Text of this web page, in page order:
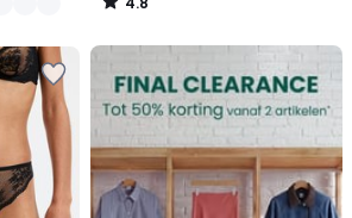
/
FINAL
CLEARANCE